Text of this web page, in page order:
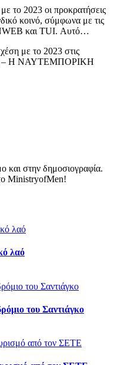
το 2023 οι προκρατήσεις
κοινό, σύμφωνα με τις
και TUI. Αυτό…
με το 2023 στις
– Η ΝΑΥΤΕΜΠΟΡΙΚΗ
στην δημοσιογραφία.
MinistryofMen!
λαό
του Σαντιάγκο